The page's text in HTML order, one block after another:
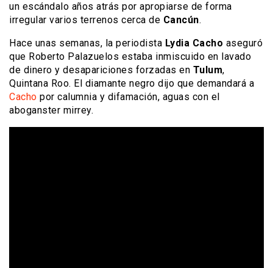
un escándalo años atrás por apropiarse de forma
irregular varios terrenos cerca de Cancún.
Hace unas semanas, la periodista Lydia Cacho aseguró
que Roberto Palazuelos estaba inmiscuido en lavado
de dinero y desapariciones forzadas en Tulum,
Quintana Roo. El diamante negro dijo que demandará a
Cacho por calumnia y difamación, aguas con el
aboganster mirrey.